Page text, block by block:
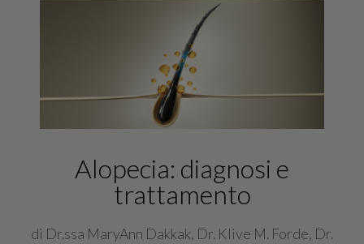
Alopecia: diagnosi e
trattamento
di Dr.ssa MaryAnn Dakkak, Dr. Klive M. Forde, Dr.